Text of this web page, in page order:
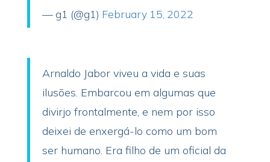
— g1 (@g1) February 15, 2022
Arnaldo Jabor viveu a vida e suas
ilusões. Embarcou em algumas que
divirjo frontalmente, e nem por isso
deixei de enxergá-lo como um bom
ser humano. Era filho de um oficial da